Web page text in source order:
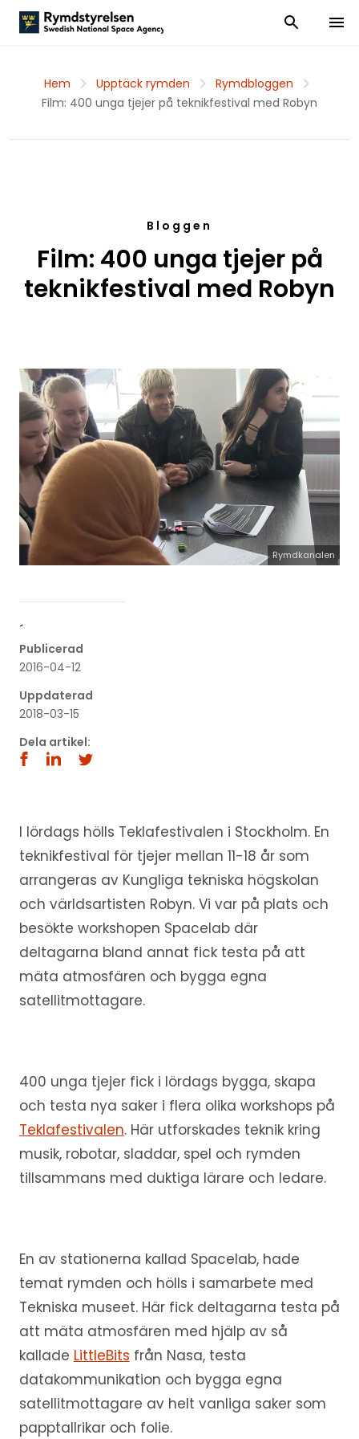
Visa och dölj
Visa
Hem Upptäck rymden
Rymdbloggen
Film: 400 unga tjejer på teknikfestival med Robyn
Bloggen
Film: 400 unga tjejer på
teknikfestival med Robyn
Rymdkanalen
´
Publicerad
2016-04-12
Uppdaterad
2018-03-15
Dela artikel:
I lördags hölls Teklafestivalen i Stockholm. En
teknikfestival för tjejer mellan 11-18 år som
arrangeras av Kungliga tekniska högskolan
och världsartisten Robyn. Vi var på plats och
besökte workshopen Spacelab där
deltagarna bland annat fick testa på att
mäta atmosfären och bygga egna
satellitmottagare.
400 unga tjejer fick i lördags bygga, skapa
och testa nya saker i flera olika workshops på
Teklafestivalen. Här utforskades teknik kring
musik, robotar, sladdar, spel och rymden
tillsammans med duktiga lärare och ledare.
En av stationerna kallad Spacelab, hade
temat rymden och hölls i samarbete med
Tekniska museet. Här fick deltagarna testa på
att mäta atmosfären med hjälp av så
kallade LittleBits från Nasa, testa
datakommunikation och bygga egna
satellitmottagare av helt vanliga saker som
papptallrikar och folie.